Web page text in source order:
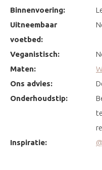
Binnenvoering:
Uitneembaar
voetbed:
Veganistisch:
Maten:
Ons advies:
Onderhoudstip:
Inspiratie: